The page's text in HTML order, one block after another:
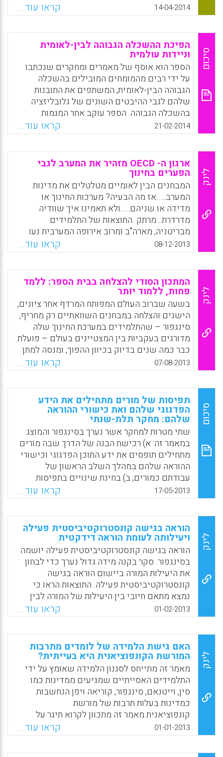
מדיניות תקשוב חינוכי , תשתית התשתית החינוכי,
שילוב המחשב בהוראה – הלכה למעשה, תכניות
תקשוב ארציות, הוראה מתוקשבת ולמידה מקוונת.
המדינה המובילה היא סינגפור , הדואגת לא רק
ליחס של מחשב אחד לארבעה תלמידים אלא גם
להפעלה רציפה של תכניות הוראה ייעודיות
בתחום התקשוב החינוכי. מדינות נוספות
המובילות בתחומי התקשוב החינוכי עפ"י המדד
המשוקלל של E-readiness הן דרום קוריאה ,
יפאן וגאורגיה .
WhatsApp
Facebook
Email
X
14-04-2014 קראו עוד...
סיכום
הפיכת ההשכלה הגבוהה לבין-לאומית
וניידות עולמית
הספר הוא אוסף של מאמרים ומחקרים שנכתבו
על ידי רבים מהמומחים המובילים בהשכלה
הגבוהה הבין-לאומית, המשתפים את התובנות
שלהם לגבי ההיבטים השונים של גלובליזציה
בהשכלה הגבוהה. הספר עוקב אחר המגמות
העיקריות דרך עדשות שונות: במונחים של העולם
כשלם, במונחים של האזורים העיקריים ושל
האתרים הלאומיים והמוסדיים, ובמונחים של
ההשלכות עבור קשרים חוצי גבולות של כוח ועבור
הכללה חברתית. מספר פרקים גם מעבדים מחדש
את הכלים הקונבנציונליים שלנו לגבי פרשנות,
בייחוד ביחס לניידות של אנשים ושל תכניות
ומוסדות חינוכיים (Bernhard Streitwieser).
WhatsApp
Facebook
Email
X
21-02-2014 קראו עוד...
לינק
ארגון ה- OECD מזהיר את המערב לגבי
הפערים בחינוך
המבחנים הבין לאומיים מטלטלים את מדינות
המערב…..אז מה הבעיה? מערכות החינוך או
מדידה או שניהם…..ולא תאמינו איך שוודיה
מדרדרת…מרתק .התוצאות של התלמידים
מבריטניה, מארה"ב ומרוב אירופה המערבית נעו
מ"ממוצע" ל"עלוב". לעומת זאת, התלמידים
משנגחאי הגיעו לראש הטבלה בפער ניכר,
ואליהם הצטרפו גם התלמידים מסינגפור, מהונג
קונג, מטייוואן ומדרום קוריאה שכולם התקבצו
בקצה הגבוה של הטבלה (D. D. GUTTENPLAN,
2013).
WhatsApp
Facebook
Email
X
08-12-2013 קראו עוד...
לינק
המתכון הסודי להצלחה בבית הספר: ללמד
פחות, ללמוד יותר
בשעה שברוב העולם המפותח המרדף אחר ציונים,
הישגים והצלחה במבחנים השוואתיים רק מחריף,
סינגפור – שהתלמידים במערכת החינוך שלה
מדורגים בעקביות בין המצטיינים בעולם – פועלת
כבר כמה שנים בדיוק בכיוון ההפוך, ומנסה למתן
את המרוץ, או לפחות לקחת אותו למקום אחר. –
2004 החזון התגלגל לרפורמת Teach Less
,Learn More‏ ( TLLM), שנועדה לשנות באופן
יסודי את טבעו של החינוך בסינגפור. המניע
לביצוע הרפורמה היה החשש שלמרות הציונים
הגבוהים, התלמידים בסינגפור לא אוהבים ללמוד,
ולא יצליחו לגדול להיות יזמים ומנהלים שיכולים
לקדם את סינגפור בתחרות הגלובלית ( דפנה מאור,
ליאור דטל).
WhatsApp
Facebook
Email
X
07-08-2013 קראו עוד...
סיכום
תפיסות של מורים מתחילים את הידע
הפדגוגי שלהם ואת כישורי ההוראה
שלהם: מחקר תלת-שנתי
שתי מטרות למחקר אשר נערך בסינגפור והמוצג
במאמר זה: א) רכישת הבנה של הדרך שבה מורים
מתחילים תופסים את ידע התוכן הפדגוגי וכישורי
ההוראה שלהם במהלך השלב הראשון של
עבודתם כמורים; ב) בחינת שינויים בתפיסות
אישיות אלה במהלך שלוש השנים הראשונית של
ההוראה. נבדקו שלושה תחומים הקשורים ישירות
לעבודה היום-יומית של המורה ומהווים חלק מידע
תוכן פדגוגי וכישורי הוראה: תכנון שיעורים,
אסטרטגיות הוראה וניהול כיתה (Choy, D., Wong,
A., Lim, K., & Chong, S).
WhatsApp
Facebook
Email
X
17-05-2013 קראו עוד...
לינק
הוראה בגישה קונסטרוקטיביסטית פעילה
ויעילותה לעומת הוראה דידקטית
הוראה בגישה קונסטרוקטיביסטית פעילה יושמה
בסינגפור. סקר בקנה מידה גדול נערך כדי לבחון
את היעילות המורה ביישום הוראה בגישה
קונסטרוקטיביסטית פעילה. התוצאות הראו כי
נמצא מתאם חיובי בין היעילות של המורה לבין
הוראה קונסטרוקטיביסיטית פעילה. מיתאם זה
היה גבוה יותר מאשר המיתאם בין יעילות ההוראה
לבין הוראה דידקטית רגילה בכיתה . (Nie,
Youyan; Tan, Gim Hoon; Liau, Albert Kienfie;
Lau, Shun; Chua, Bee Leng, 2013).
WhatsApp
Facebook
Email
X
01-02-2013 קראו עוד...
לינק
האם גישת הלמידה של לומדים מתרבות
המורשת הקונפוציאנית היא בעייתית?
מאמר זה מתייחס לסגנון הלמידה שאומץ על ידי
התלמידים האסייתיים שמגיעים ממדינות כמו
סין, וייטנאם, סינגפור, קוריאה ויפן הנחשבות
כמדינות בעלות תרבות של מורשת
קונפוציאנית.מאמר זה מתכוון לקרוא תיגר על
הביקורת שנמתחה על סגנון הלמידה הפאסיבי
שאומץ על ידי התלמידים האסייתיים שמגיעים
מתרבות המורשת הקונפוציאנית (Tran, T. ,2013).
01-01-2013 קראו עוד...